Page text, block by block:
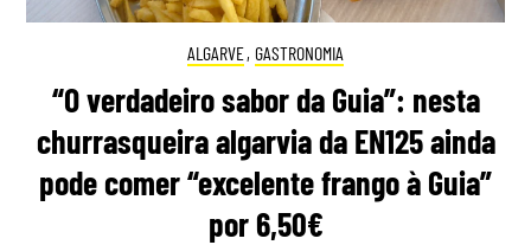
ALGARVE, GASTRONOMIA
“O verdadeiro sabor da Guia”: nesta
churrasqueira algarvia da EN125 ainda
pode comer “excelente frango à Guia”
por 6,50€